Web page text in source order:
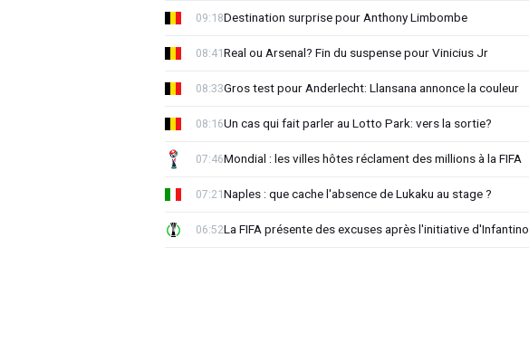
Destination surprise pour Anthony Limbombe
09:18
Real ou Arsenal? Fin du suspense pour Vinicius Jr
08:41
Gros test pour Anderlecht: Llansana annonce la couleur
08:33
Un cas qui fait parler au Lotto Park: vers la sortie?
08:16
Mondial : les villes hôtes réclament des millions à la FIFA
07:46
Naples : que cache l'absence de Lukaku au stage ?
07:21
La FIFA présente des excuses après l'initiative d'Infantino
06:52